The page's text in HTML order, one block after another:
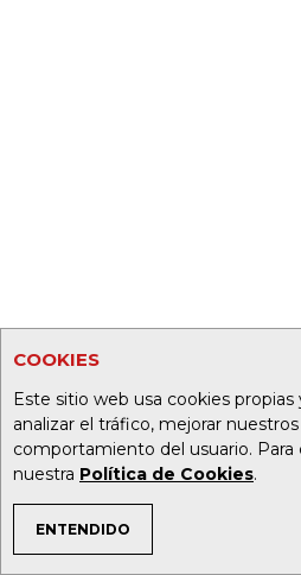
COOKIES
Este sitio web usa cookies propias
analizar el tráfico, mejorar
comportamiento del usuario. Para
nuestra Política de Cookies.
ENTENDIDO
TEMAS DE INTERÉS